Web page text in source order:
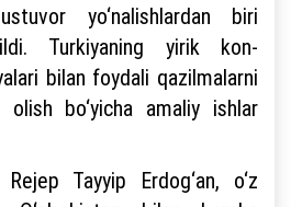
yo‘nalishlardan biri
Turkiyaning yirik kon-
bilan foydali qazilmalarni
olish bo‘yicha amaliy ishlar
Tayyip Erdog‘an, o‘z